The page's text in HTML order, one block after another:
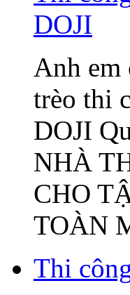
DOJI
Anh em
trèo thi
DOJI
NHÀ
CHO
TOÀN
Thi